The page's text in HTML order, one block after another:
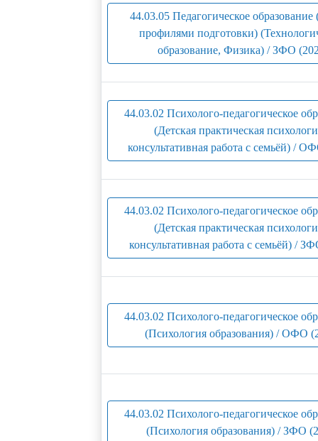
44.03.05 Педагогическое образование
профилями подготовки)
образование, Физика) / ЗФО
44.03.02 Психолого-педагогическое
(Детская практическая
консультативная работа с семьёй) /
44.03.02 Психолого-педагогическое
(Детская практическая
консультативная работа с семьёй) /
44.03.02 Психолого-педагогическое
(Психология образования) / ОФО
44.03.02 Психолого-педагогическое
(Психология образования) / ЗФО